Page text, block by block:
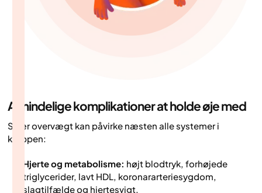
Almindelige komplikationer at holde øje med
Svær overvægt kan påvirke næsten alle systemer i
kroppen:
Hjerte og metabolisme: højt blodtryk, forhøjede
triglycerider, lavt HDL, koronararteriesygdom,
slagtilfælde og hjertesvigt.